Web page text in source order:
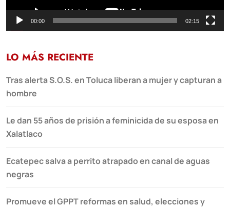
00:00 02:15
LO MÁS RECIENTE
Tras alerta S.O.S. en Toluca liberan a mujer y capturan a
hombre
Le dan 55 años de prisión a feminicida de su esposa en
Xalatlaco
Ecatepec salva a perrito atrapado en canal de aguas
negras
Promueve el GPPT reformas en salud, elecciones y